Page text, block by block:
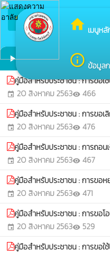
home เมนูห
info_outline ข้อมูล
arrow_back_iosกลับเมนูหลัก
play_arrowคู่มือประชาชน
คู่มือสําหรับประชาชน : การขอใ
event 20 สิงหาคม 2563visibility 466
คู่มือสําหรับประชาชน : การขอเลิ
event 20 สิงหาคม 2563visibility 476
คู่มือสําหรับประชาชน : การถอน
event 20 สิงหาคม 2563visibility 467
คู่มือสําหรับประชาชน : การขอห
event 20 สิงหาคม 2563visibility 471
คู่มือสําหรับประชาชน : การขอโ
event 20 สิงหาคม 2563visibility 529
คู่มือสําหรับประชาชน : การขอใ